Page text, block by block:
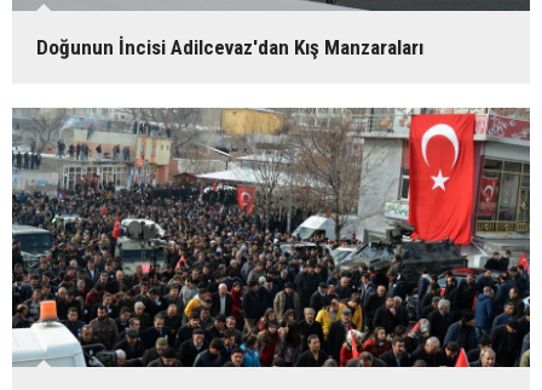
Doğunun İncisi Adilcevaz'dan Kış Manzaraları